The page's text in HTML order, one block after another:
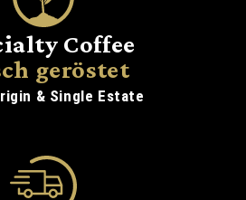
Coffee
geröstet
& Single Estate